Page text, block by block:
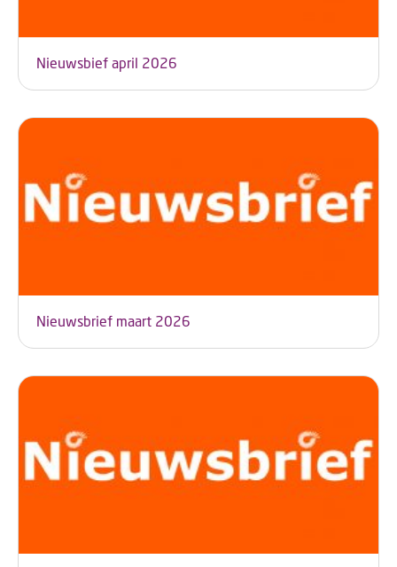
Nieuwsbief april 2026
Nieuwsbrief maart 2026